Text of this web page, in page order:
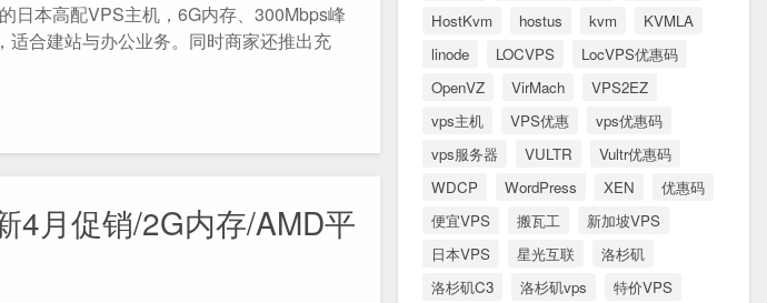
日本高配VPS主机，6G内存、300Mbps峰
合建站与办公业务。同时商家还推出充
4月促销/2G内存/AMD平
HostKvm
hostus kvm
KVMLA
linode
LOCVPS
LocVPS优惠码
OpenVZ
VirMach
VPS2EZ
vps主机
VPS优惠
vps优惠码
vps服务器
VULTR
Vultr优惠码
WDCP
WordPress XEN
优惠码
便宜VPS
搬瓦工
新加坡VPS
日本VPS
星光互联
洛杉矶
洛杉矶C3
洛杉矶vps
特价VPS